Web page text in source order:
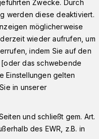
Zwecke. Durch
werden diese deaktiviert.
möglicherweise
wieder aufrufen, um
indem Sie auf den
[oder das schwebende
Einstellungen gelten
in unserer
und schließt gem. Art.
des EWR, z.B. in